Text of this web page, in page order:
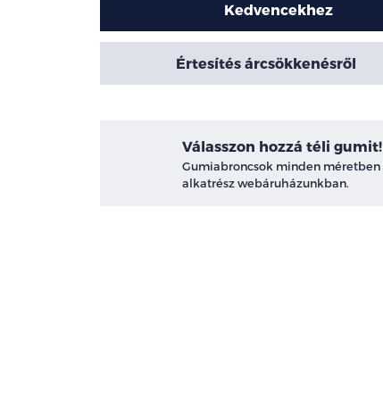
Kedvencekhez
Értesítés árcsökkenésről
Válasszon hozzá téli gumit!
Gumiabroncsok minden méretben
alkatrész webáruházunkban.